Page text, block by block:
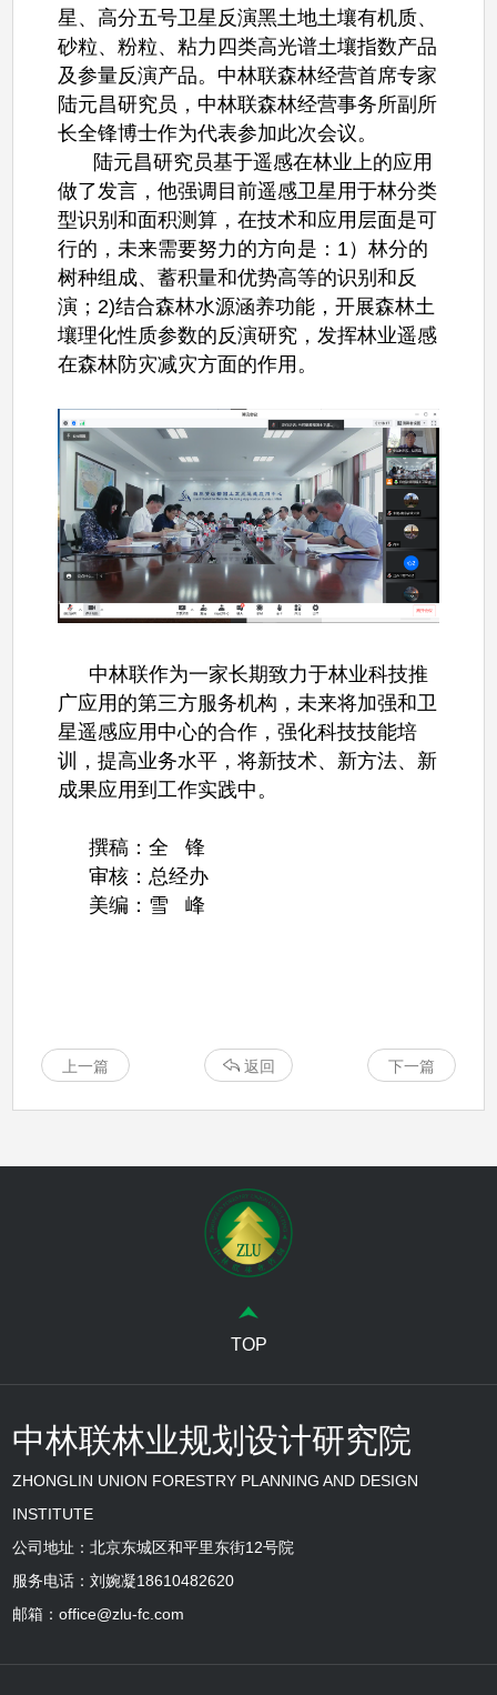
星、高分五号卫星反演黑土地土壤有机质、
砂粒、粉粒、粘力四类高光谱土壤指数产品
及参量反演产品。中林联森林经营首席专家
陆元昌研究员，中林联森林经营事务所副所
长全锋博士作为代表参加此次会议。
陆元昌研究员基于遥感在林业上的应用
做了发言，他强调目前遥感卫星用于林分类
型识别和面积测算，在技术和应用层面是可
行的，未来需要努力的方向是：1）林分的
树种组成、蓄积量和优势高等的识别和反
演；2)结合森林水源涵养功能，开展森林土
壤理化性质参数的反演研究，发挥林业遥感
在森林防灾减灾方面的作用。
中林联作为一家长期致力于林业科技推
广应用的第三方服务机构，未来将加强和卫
星遥感应用中心的合作，强化科技技能培
训，提高业务水平，将新技术、新方法、新
成果应用到工作实践中。
撰稿：全 锋
审核：总经办
美编：雪 峰
上一篇 返回 下一篇
TOP
中林联林业规划设计研究院
ZHONGLIN UNION FORESTRY PLANNING AND DESIGN
INSTITUTE
公司地址：北京东城区和平里东街12号院
服务电话：刘婉凝18610482620
邮箱：office@zlu-fc.com